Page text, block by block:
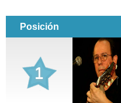
Posición
1